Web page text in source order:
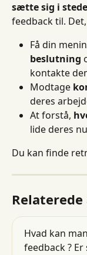
sætte sig i
feedback til.
Få din
beslutning
kontakte
Modtage
deres
At forstå,
lide deres
Du kan finde
Hvad kan
feedback ?